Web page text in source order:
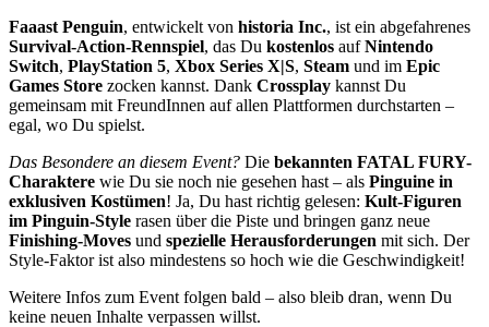
Faaast Penguin, entwickelt von historia Inc., ist ein abgefahrenes
Survival-Action-Rennspiel, das Du kostenlos aufNintendo
Switch, PlayStation 5, Xbox Series X|S, Steam und im Epic
Games Store zocken kannst. Dank Crossplay kannst Du
gemeinsam mit FreundInnen auf allen Plattformen durchstarten –
egal, wo Du spielst.
Das Besondere an diesem Event? Die bekannten FATAL FURY-
Charaktere wie Du sie noch nie gesehen hast – als Pinguine in
exklusiven Kostümen! Ja, Du hast richtig gelesen: Kult-Figuren
im Pinguin-Style rasen über die Piste und bringen ganz neue
Finishing-Moves und spezielle Herausforderungen mit sich. Der
Style-Faktor ist also mindestens so hoch wie die Geschwindigkeit!
Weitere Infos zum Event folgen bald – also bleib dran, wenn Du
keine neuen Inhalte verpassen willst.